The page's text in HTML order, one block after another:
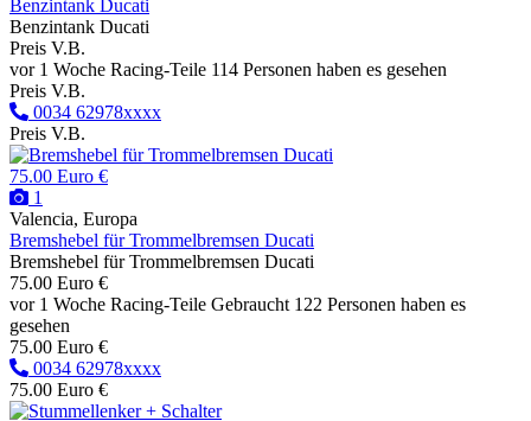
Benzintank Ducati
Benzintank Ducati
Preis V.B.
vor 1 Woche Racing-Teile 114 Personen haben es gesehen
Preis V.B.
0034 62978xxxx
Preis V.B.
75.00 Euro €
1
Valencia, Europa
Bremshebel für Trommelbremsen Ducati
Bremshebel für Trommelbremsen Ducati
75.00 Euro €
vor 1 Woche Racing-Teile Gebraucht 122 Personen haben es
gesehen
75.00 Euro €
0034 62978xxxx
75.00 Euro €